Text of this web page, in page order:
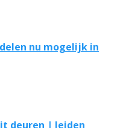
nu mogelijk in
deuren | leiden